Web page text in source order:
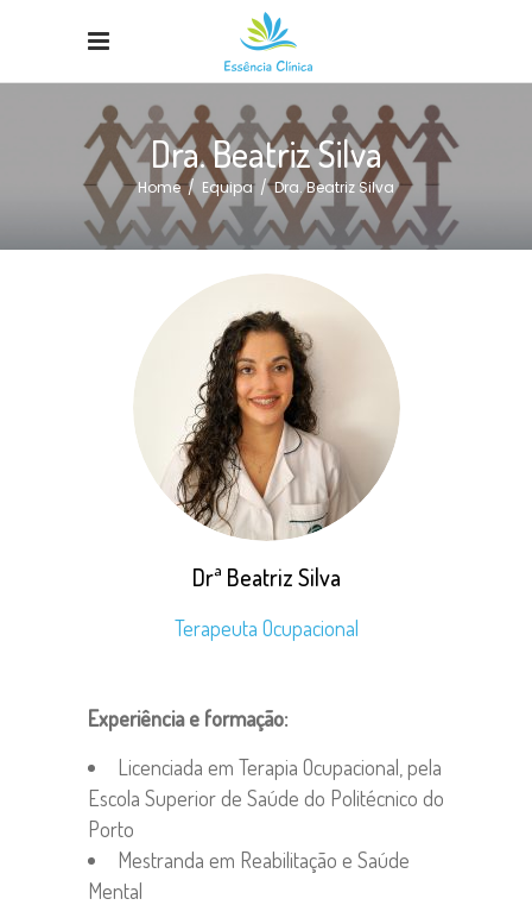
Dra. Beatriz Silva
Home/ Equipa/Dra. Beatriz Silva
Drª Beatriz Silva
Terapeuta Ocupacional
Experiência e formação:
Licenciada em Terapia Ocupacional, pela
Escola Superior de Saúde do Politécnico do
Porto
Mestranda em Reabilitação e Saúde
Mental